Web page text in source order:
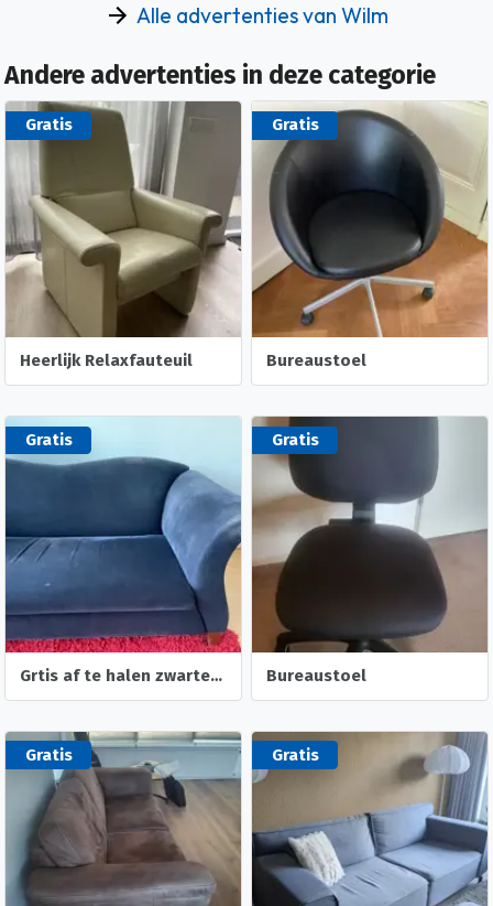
Alle advertenties van Wilm
Andere advertenties in deze categorie
Gratis
Heerlijk Relaxfauteuil
Gratis
Bureaustoel
Gratis
Grtis af te halen zwarte bank
Gratis
Bureaustoel
Gratis Gratis